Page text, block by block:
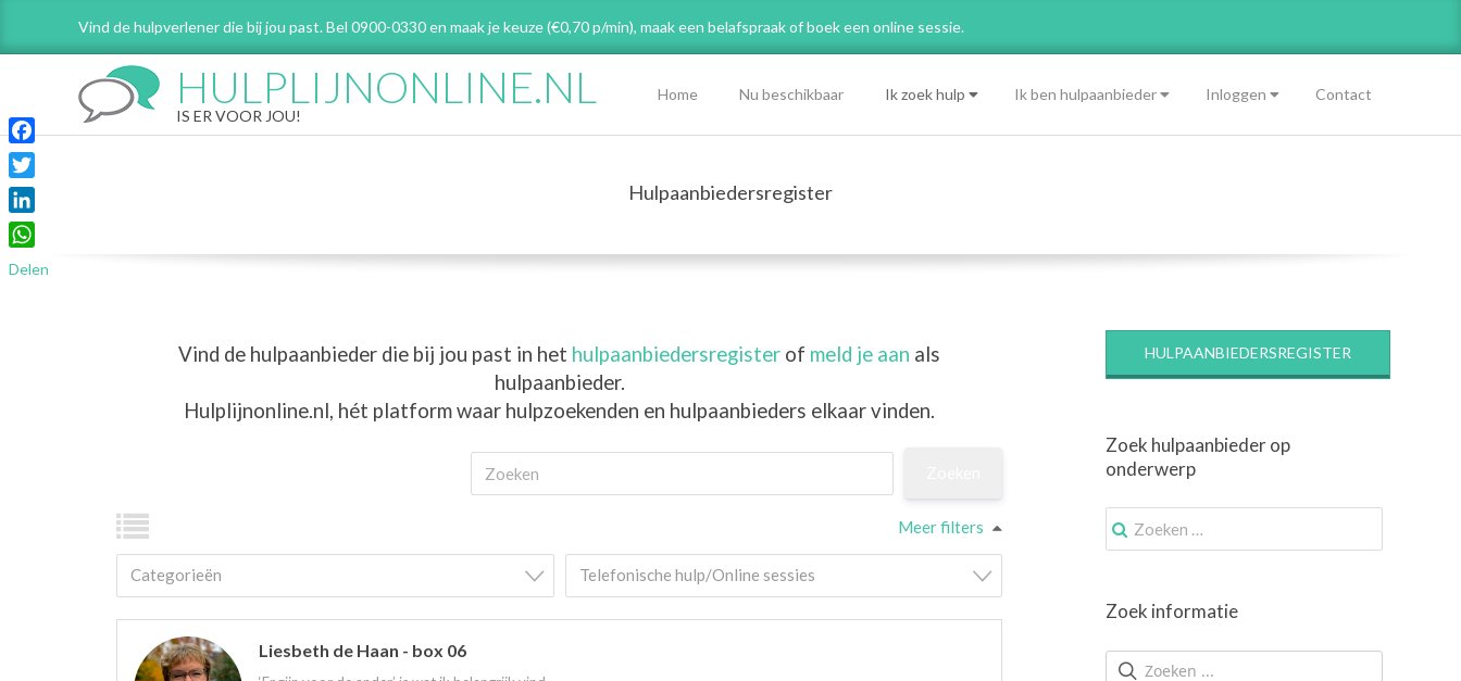
Vind de hulpverlener die bij jou past. Bel 0900-0330 en maak je keuze (€0,70 p/min), maak een belafspraakof boek een online sessie.
HULPLIJNONLINE.NL
IS ER VOOR JOU!
Menu
Home Nu beschikbaar Ik zoek hulp Ik ben hulpaanbieder Inloggen Contact
Hulpaanbiedersregister
Vind de hulpaanbieder die bij jou past in het hulpaanbiedersregister of meld je aan als
hulpaanbieder.
Hulplijnonline.nl, hét platform waar hulpzoekenden en hulpaanbieders elkaar vinden.
Meer filters
Categorieën Telefonische hulp/Online sessies
Liesbeth de Haan - box 06
HULPAANBIEDERSREGISTER
Zoek hulpaanbieder op
onderwerp
Zoek
naar:
Zoek informatie
Facebook
Twitter
LinkedIn
WhatsApp
Delen